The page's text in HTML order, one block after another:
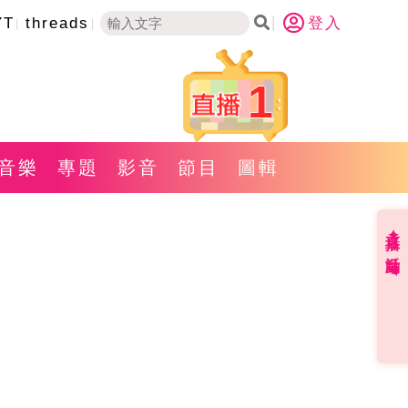
threads 登入
1
樂 專題 影音 節目 圖輯
直播✦活動